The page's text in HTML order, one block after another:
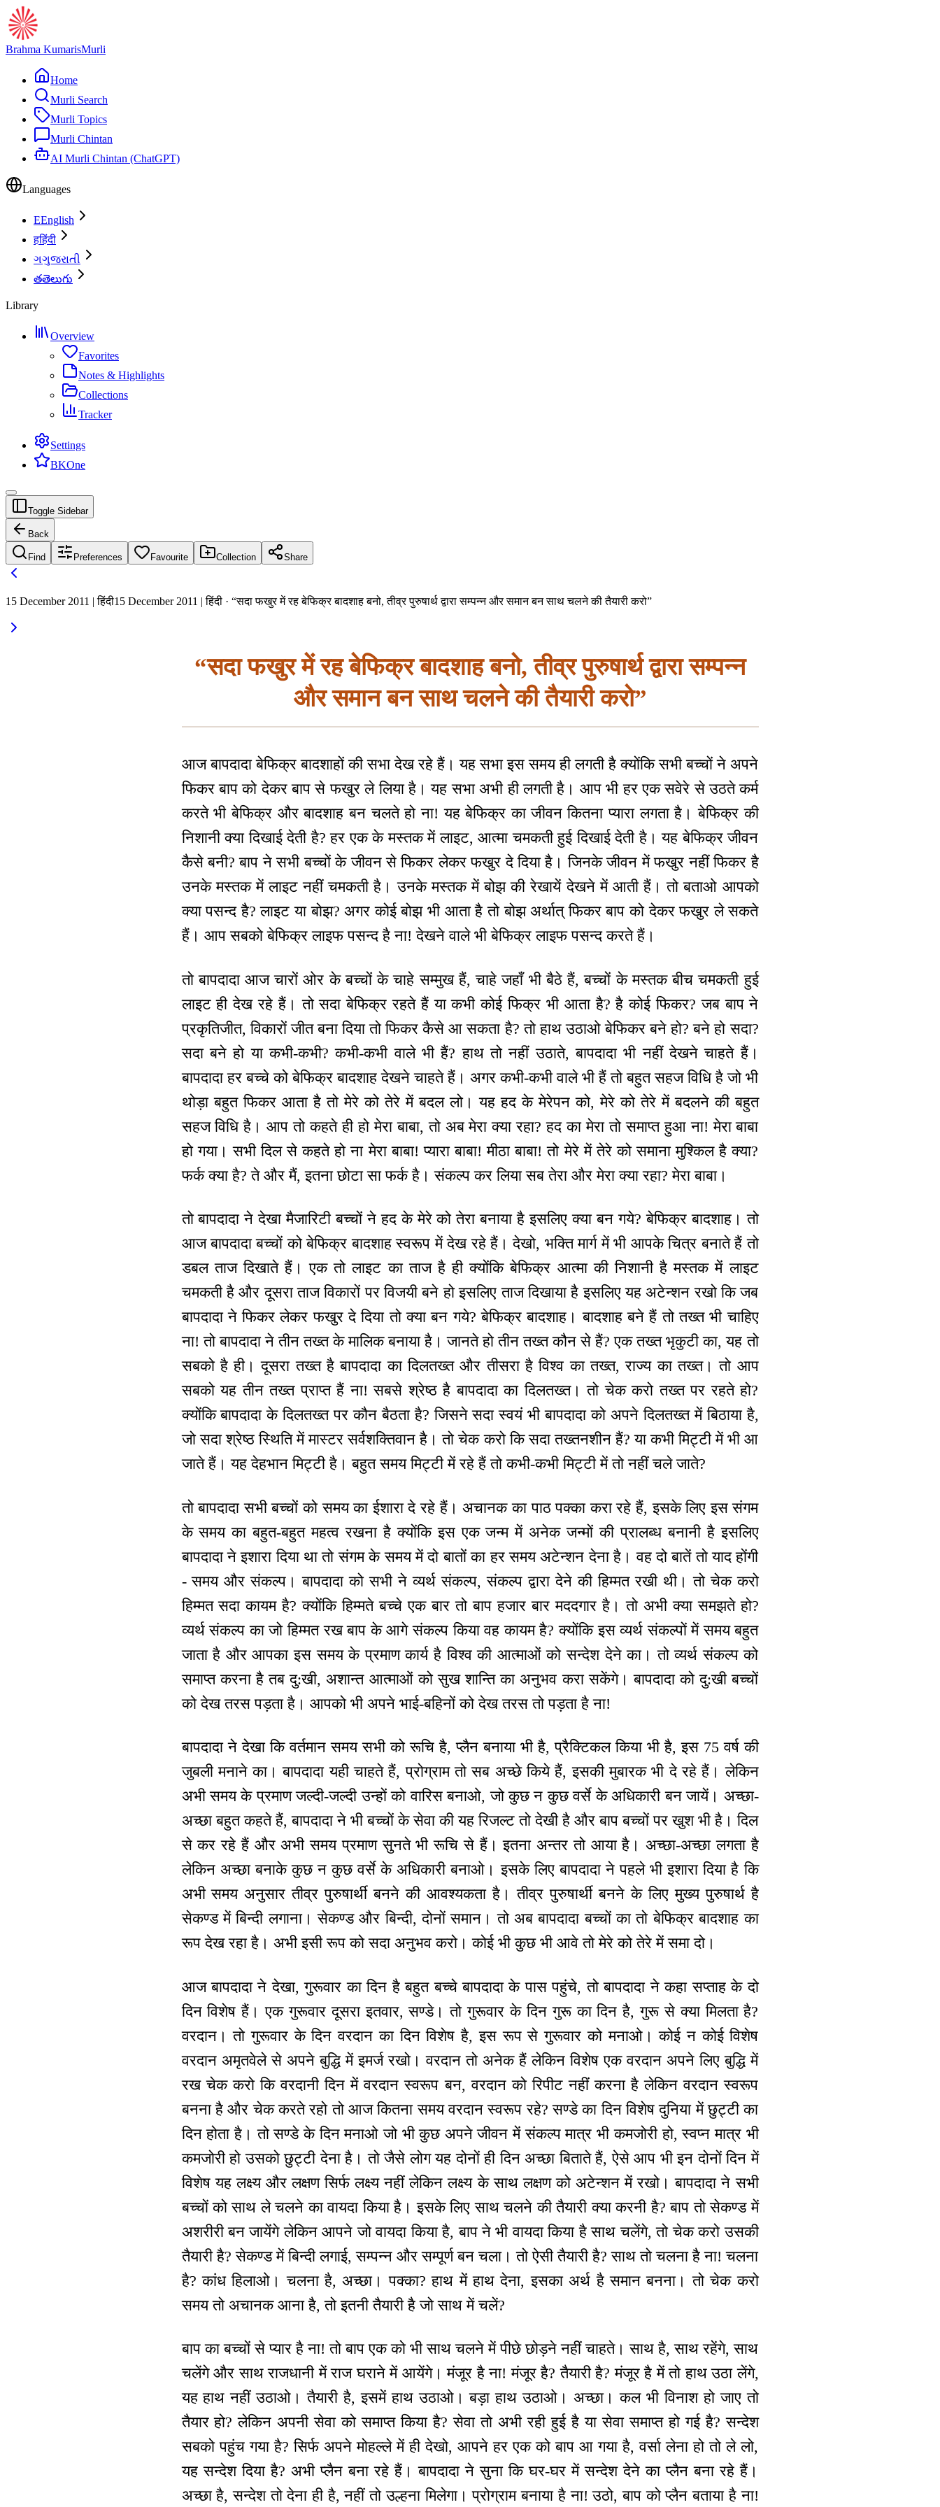
Brahma KumarisMurli
Home
Murli Search
Murli Topics
Murli Chintan
AI Murli Chintan (ChatGPT)
Languages
EEnglish
हहिंदी
ગગુજરાતી
తతెలుగు
Library
Overview
Favorites
Notes & Highlights
Collections
Tracker
Settings
BKOne
Toggle Sidebar
Back
Find Preferences Favourite Collection Share
15 December 2011 | हिंदी15 December 2011 | हिंदी · “सदा फखुर में रह बेफिक्र बादशाह बनो, तीव्र पुरुषार्थ द्वारा सम्पन्न और समान बन साथ चलने की तैयारी करो”
“सदा फखुर में रह बेफिक्र बादशाह बनो, तीव्र पुरुषार्थ द्वारा सम्पन्न
और समान बन साथ चलने की तैयारी करो”
आज बापदादा बेफिक्र बादशाहों की सभा देख रहे हैं। यह सभा इस समय ही लगती है क्योंकि सभी बच्चों ने अपने
फिकर बाप को देकर बाप से फखुर ले लिया है। यह सभा अभी ही लगती है। आप भी हर एक सवेरे से उठते कर्म
करते भी बेफिक्र और बादशाह बन चलते हो ना! यह बेफिक्र का जीवन कितना प्यारा लगता है। बेफिक्र की
निशानी क्या दिखाई देती है? हर एक के मस्तक में लाइट, आत्मा चमकती हुई दिखाई देती है। यह बेफिक्र जीवन
कैसे बनी? बाप ने सभी बच्चों के जीवन से फिकर लेकर फखुर दे दिया है। जिनके जीवन में फखुर नहीं फिकर है
उनके मस्तक में लाइट नहीं चमकती है। उनके मस्तक में बोझ की रेखायें देखने में आती हैं। तो बताओ आपको
क्या पसन्द है? लाइट या बोझ? अगर कोई बोझ भी आता है तो बोझ अर्थात् फिकर बाप को देकर फखुर ले सकते
हैं। आप सबको बेफिक्र लाइफ पसन्द है ना! देखने वाले भी बेफिक्र लाइफ पसन्द करते हैं।
तो बापदादा आज चारों ओर के बच्चों के चाहे सम्मुख हैं, चाहे जहाँ भी बैठे हैं, बच्चों के मस्तक बीच चमकती हुई
लाइट ही देख रहे हैं। तो सदा बेफिक्र रहते हैं या कभी कोई फिक्र भी आता है? है कोई फिकर? जब बाप ने
प्रकृतिजीत, विकारों जीत बना दिया तो फिकर कैसे आ सकता है? तो हाथ उठाओ बेफिकर बने हो? बने हो सदा?
सदा बने हो या कभी-कभी? कभी-कभी वाले भी हैं? हाथ तो नहीं उठाते, बापदादा भी नहीं देखने चाहते हैं।
बापदादा हर बच्चे को बेफिक्र बादशाह देखने चाहते हैं। अगर कभी-कभी वाले भी हैं तो बहुत सहज विधि है जो भी
थोड़ा बहुत फिकर आता है तो मेरे को तेरे में बदल लो। यह हद के मेरेपन को, मेरे को तेरे में बदलने की बहुत
सहज विधि है। आप तो कहते ही हो मेरा बाबा, तो अब मेरा क्या रहा? हद का मेरा तो समाप्त हुआ ना! मेरा बाबा
हो गया। सभी दिल से कहते हो ना मेरा बाबा! प्यारा बाबा! मीठा बाबा! तो मेरे में तेरे को समाना मुश्किल है क्या?
फर्क क्या है? ते और मैं, इतना छोटा सा फर्क है। संकल्प कर लिया सब तेरा और मेरा क्या रहा? मेरा बाबा।
तो बापदादा ने देखा मैजारिटी बच्चों ने हद के मेरे को तेरा बनाया है इसलिए क्या बन गये? बेफिक्र बादशाह। तो
आज बापदादा बच्चों को बेफिक्र बादशाह स्वरूप में देख रहे हैं। देखो, भक्ति मार्ग में भी आपके चित्र बनाते हैं तो
डबल ताज दिखाते हैं। एक तो लाइट का ताज है ही क्योंकि बेफिक्र आत्मा की निशानी है मस्तक में लाइट
चमकती है और दूसरा ताज विकारों पर विजयी बने हो इसलिए ताज दिखाया है इसलिए यह अटेन्शन रखो कि जब
बापदादा ने फिकर लेकर फखुर दे दिया तो क्या बन गये? बेफिक्र बादशाह। बादशाह बने हैं तो तख्त भी चाहिए
ना! तो बापदादा ने तीन तख्त के मालिक बनाया है। जानते हो तीन तख्त कौन से हैं? एक तख्त भृकुटी का, यह तो
सबको है ही। दूसरा तख्त है बापदादा का दिलतख्त और तीसरा है विश्व का तख्त, राज्य का तख्त। तो आप
सबको यह तीन तख्त प्राप्त हैं ना! सबसे श्रेष्ठ है बापदादा का दिलतख्त। तो चेक करो तख्त पर रहते हो?
क्योंकि बापदादा के दिलतख्त पर कौन बैठता है? जिसने सदा स्वयं भी बापदादा को अपने दिलतख्त में बिठाया है,
जो सदा श्रेष्ठ स्थिति में मास्टर सर्वशक्तिवान है। तो चेक करो कि सदा तख्तनशीन हैं? या कभी मिट्टी में भी आ
जाते हैं। यह देहभान मिट्टी है। बहुत समय मिट्टी में रहे हैं तो कभी-कभी मिट्टी में तो नहीं चले जाते?
तो बापदादा सभी बच्चों को समय का ईशारा दे रहे हैं। अचानक का पाठ पक्का करा रहे हैं, इसके लिए इस संगम
के समय का बहुत-बहुत महत्व रखना है क्योंकि इस एक जन्म में अनेक जन्मों की प्रालब्ध बनानी है इसलिए
बापदादा ने इशारा दिया था तो संगम के समय में दो बातों का हर समय अटेन्शन देना है। वह दो बातें तो याद होंगी
- समय और संकल्प। बापदादा को सभी ने व्यर्थ संकल्प, संकल्प द्वारा देने की हिम्मत रखी थी। तो चेक करो
हिम्मत सदा कायम है? क्योंकि हिम्मते बच्चे एक बार तो बाप हजार बार मददगार है। तो अभी क्या समझते हो?
व्यर्थ संकल्प का जो हिम्मत रख बाप के आगे संकल्प किया वह कायम है? क्योंकि इस व्यर्थ संकल्पों में समय बहुत
जाता है और आपका इस समय के प्रमाण कार्य है विश्व की आत्माओं को सन्देश देने का। तो व्यर्थ संकल्प को
समाप्त करना है तब दु:खी, अशान्त आत्माओं को सुख शान्ति का अनुभव करा सकेंगे। बापदादा को दु:खी बच्चों
को देख तरस पड़ता है। आपको भी अपने भाई-बहिनों को देख तरस तो पड़ता है ना!
बापदादा ने देखा कि वर्तमान समय सभी को रूचि है, प्लैन बनाया भी है, प्रैक्टिकल किया भी है, इस 75 वर्ष की
जुबली मनाने का। बापदादा यही चाहते हैं, प्रोग्राम तो सब अच्छे किये हैं, इसकी मुबारक भी दे रहे हैं। लेकिन
अभी समय के प्रमाण जल्दी-जल्दी उन्हों को वारिस बनाओ, जो कुछ न कुछ वर्से के अधिकारी बन जायें। अच्छा-
अच्छा बहुत कहते हैं, बापदादा ने भी बच्चों के सेवा की यह रिजल्ट तो देखी है और बाप बच्चों पर खुश भी है। दिल
से कर रहे हैं और अभी समय प्रमाण सुनते भी रूचि से हैं। इतना अन्तर तो आया है। अच्छा-अच्छा लगता है
लेकिन अच्छा बनाके कुछ न कुछ वर्से के अधिकारी बनाओ। इसके लिए बापदादा ने पहले भी इशारा दिया है कि
अभी समय अनुसार तीव्र पुरुषार्थी बनने की आवश्यकता है। तीव्र पुरुषार्थी बनने के लिए मुख्य पुरुषार्थ है
सेकण्ड में बिन्दी लगाना। सेकण्ड और बिन्दी, दोनों समान। तो अब बापदादा बच्चों का तो बेफिक्र बादशाह का
रूप देख रहा है। अभी इसी रूप को सदा अनुभव करो। कोई भी कुछ भी आवे तो मेरे को तेरे में समा दो।
आज बापदादा ने देखा, गुरूवार का दिन है बहुत बच्चे बापदादा के पास पहुंचे, तो बापदादा ने कहा सप्ताह के दो
दिन विशेष हैं। एक गुरूवार दूसरा इतवार, सण्डे। तो गुरूवार के दिन गुरू का दिन है, गुरू से क्या मिलता है?
वरदान। तो गुरूवार के दिन वरदान का दिन विशेष है, इस रूप से गुरूवार को मनाओ। कोई न कोई विशेष
वरदान अमृतवेले से अपने बुद्धि में इमर्ज रखो। वरदान तो अनेक हैं लेकिन विशेष एक वरदान अपने लिए बुद्धि में
रख चेक करो कि वरदानी दिन में वरदान स्वरूप बन, वरदान को रिपीट नहीं करना है लेकिन वरदान स्वरूप
बनना है और चेक करते रहो तो आज कितना समय वरदान स्वरूप रहे? सण्डे का दिन विशेष दुनिया में छुट्टी का
दिन होता है। तो सण्डे के दिन मनाओ जो भी कुछ अपने जीवन में संकल्प मात्र भी कमजोरी हो, स्वप्न मात्र भी
कमजोरी हो उसको छुट्टी देना है। तो जैसे लोग यह दोनों ही दिन अच्छा बिताते हैं, ऐसे आप भी इन दोनों दिन में
विशेष यह लक्ष्य और लक्षण सिर्फ लक्ष्य नहीं लेकिन लक्ष्य के साथ लक्षण को अटेन्शन में रखो। बापदादा ने सभी
बच्चों को साथ ले चलने का वायदा किया है। इसके लिए साथ चलने की तैयारी क्या करनी है? बाप तो सेकण्ड में
अशरीरी बन जायेंगे लेकिन आपने जो वायदा किया है, बाप ने भी वायदा किया है साथ चलेंगे, तो चेक करो उसकी
तैयारी है? सेकण्ड में बिन्दी लगाई, सम्पन्न और सम्पूर्ण बन चला। तो ऐसी तैयारी है? साथ तो चलना है ना! चलना
है? कांध हिलाओ। चलना है, अच्छा। पक्का? हाथ में हाथ देना, इसका अर्थ है समान बनना। तो चेक करो
समय तो अचानक आना है, तो इतनी तैयारी है जो साथ में चलें?
बाप का बच्चों से प्यार है ना! तो बाप एक को भी साथ चलने में पीछे छोड़ने नहीं चाहते। साथ है, साथ रहेंगे, साथ
चलेंगे और साथ राजधानी में राज घराने में आयेंगे। मंजूर है ना! मंजूर है? तैयारी है? मंजूर है में तो हाथ उठा लेंगे,
यह हाथ नहीं उठाओ। तैयारी है, इसमें हाथ उठाओ। बड़ा हाथ उठाओ। अच्छा। कल भी विनाश हो जाए तो
तैयार हो? लेकिन अपनी सेवा को समाप्त किया है? सेवा तो अभी रही हुई है या सेवा समाप्त हो गई है? सन्देश
सबको पहुंच गया है? सिर्फ अपने मोहल्ले में ही देखो, आपने हर एक को बाप आ गया है, वर्सा लेना हो तो ले लो,
यह सन्देश दिया है? अभी प्लैन बना रहे हैं। बापदादा ने सुना कि घर-घर में सन्देश देने का प्लैन बना रहे हैं।
अच्छा है, सन्देश तो देना ही है, नहीं तो उल्हना मिलेगा। प्रोग्राम बनाया है ना! उठो, बाप को प्लैन बताया है ना!